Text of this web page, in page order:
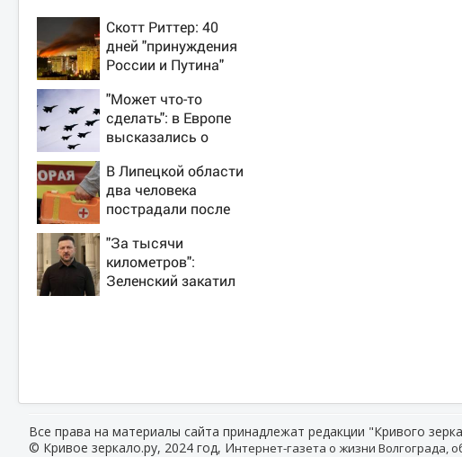
Скотт Риттер: 40
дней "принуждения
России и Путина"
крах режима
Зеленского
"Может что-то
сделать": в Европе
высказались о
В Липецкой области
два человека
пострадали после
"За тысячи
километров":
Зеленский закатил
Все права на материалы сайта принадлежат редакции "Кривого
© Кривое зеркало.ру, 2024 год, Интернет-газета о жизни Волгограда,